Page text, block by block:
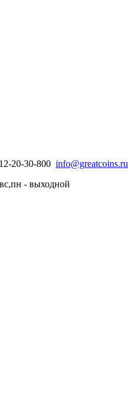
20-30-800 info@greatcoins.ru
- выходной